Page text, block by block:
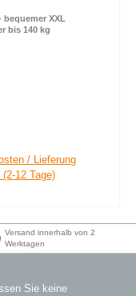
XXL
bis 140 kg
/ Lieferung
12 Tage)
Versand innerhalb von 2
Werktagen
Sie keine